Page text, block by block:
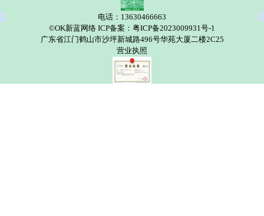
电话：13630466663
©OK新蓝网络 ICP备案：粤ICP备2023009931号-1
广东省江门鹤山市沙坪新城路496号华苑大厦二楼2C25
营业执照